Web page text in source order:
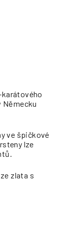
karátového
Německu
ve špičkové
lze
zlata s